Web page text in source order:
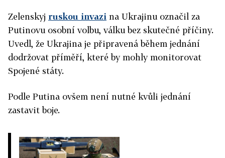
Zelenskyj ruskou invazi na Ukrajinu označil za
Putinovu osobní volbu, válku bez skutečné příčiny.
Uvedl, že Ukrajina je připravená během jednání
dodržovat příměří, které by mohly monitorovat
Spojené státy.
Podle Putina ovšem není nutné kvůli jednání
zastavit boje.